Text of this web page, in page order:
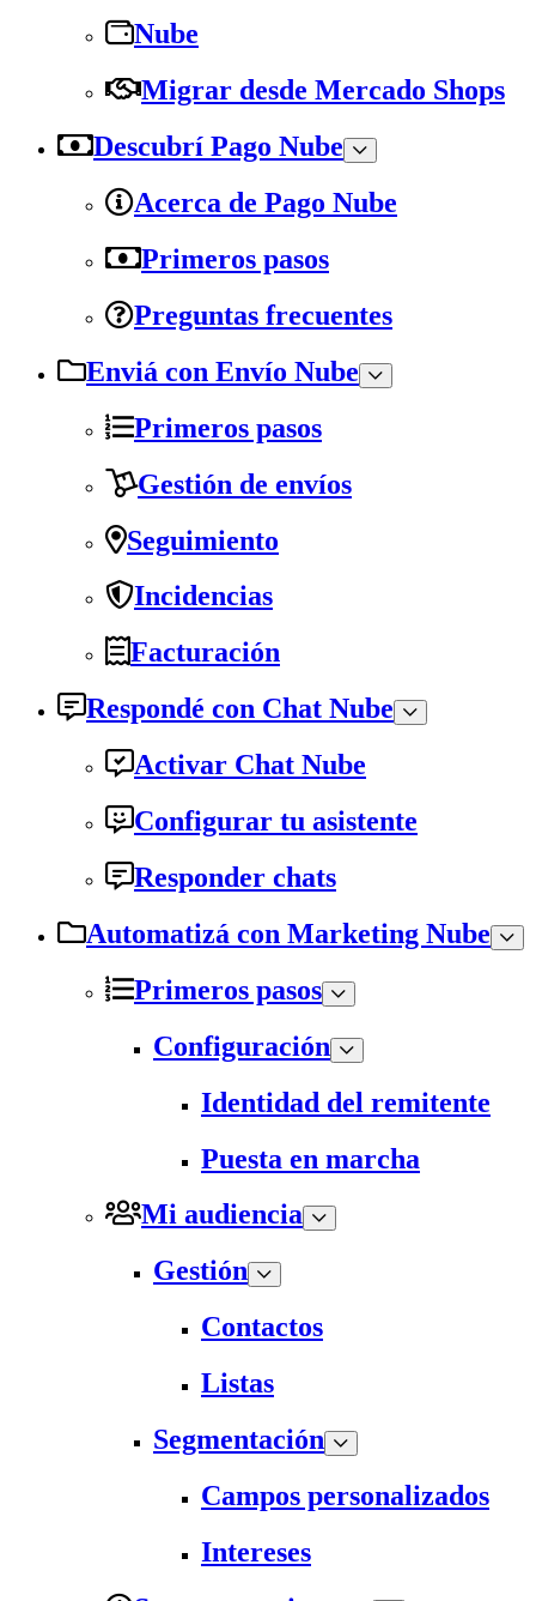
Nube
Migrar desde Mercado Shops
Descubrí Pago Nube
Acerca de Pago Nube
Primeros pasos
Preguntas frecuentes
Enviá con Envío Nube
Primeros pasos
Gestión de envíos
Seguimiento
Incidencias
Facturación
Respondé con Chat Nube
Activar Chat Nube
Configurar tu asistente
Responder chats
Automatizá con Marketing Nube
Primeros pasos
Configuración
Identidad del remitente
Puesta en marcha
Mi audiencia
Gestión
Contactos
Listas
Segmentación
Campos personalizados
Intereses